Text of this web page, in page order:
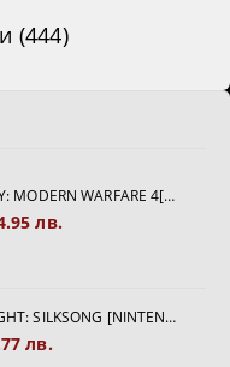
(444)
CALL OF DUTY: MODERN WARFARE 4[PS5]
лв.
HOLLOW KNIGHT: SILKSONG [NINTENDO SWITCH 2]
лв.